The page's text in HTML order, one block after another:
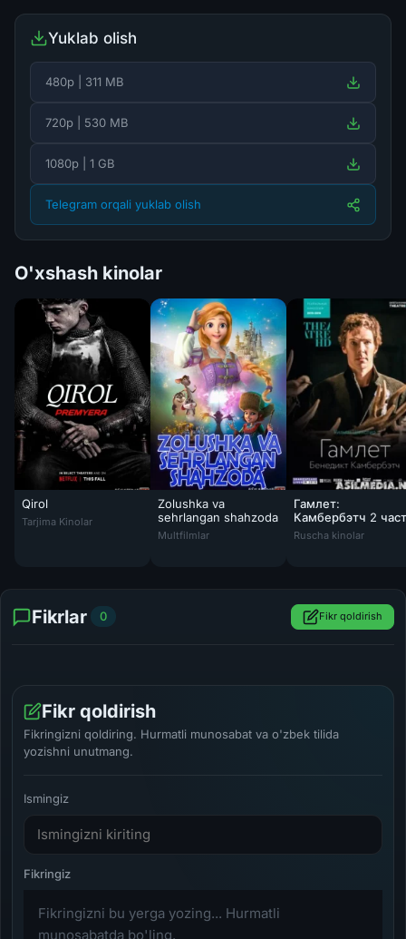
Yuklab olish
480p | 311 MB
720p | 530 MB
1080p | 1 GB
Telegram orqali yuklab olish
O'xshash kinolar
Qirol
Qirol 2019 Uzbek tilida O'zbekcha tarjima kino HD
Tarjima Kinolar
Zolushka va
sehrlangan shahzoda
Zolushka va sehrlangan shahzoda HD
Multfilmlar
Гамлет:
Камбербэтч 2
Ruscha kinolar
Fikrlar 0 Fikr qoldirish
Fikr qoldirish
Fikringizni qoldiring. Hurmatli munosabat va o'zbek tilida
yozishni unutmang.
Ismingiz